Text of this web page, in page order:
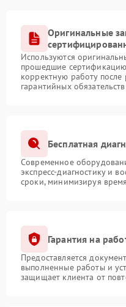
Оригинальные
Используются
прошедшие сертификацию
корректную работу
гарантийных обязательств
Бесплатная
Современное
экспресс-диагностику и
сроки, минимизируя
Гарантия на
Предоставляется
выполненные работы и
защищает клиента от